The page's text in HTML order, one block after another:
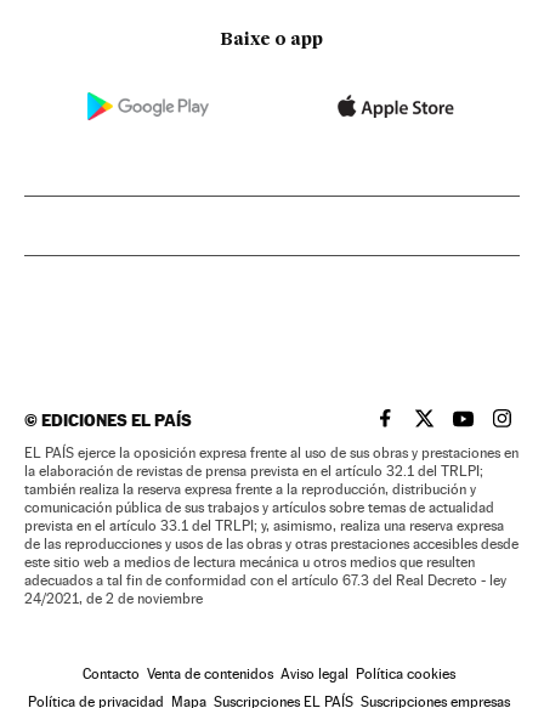
Baixe o app
©EDICIONES EL PAÍS EL PAÍS BRASIL EN
EL PAÍSEL PAÍS
EL
EL PAÍS ejerce la oposición expresa frente al uso de sus obras y prestaciones en
la elaboración de revistas de prensa prevista en el artículo 32.1 del TRLPI;
también realiza la reserva expresa frente a la reproducción, distribución y
comunicación pública de sus trabajos y artículos sobre temas de actualidad
prevista en el artículo 33.1 del TRLPI; y, asimismo, realiza una reserva expresa
de las reproducciones y usos de las obras y otras prestaciones accesibles desde
este sitio web a medios de lectura mecánica u otros medios que resulten
adecuados a tal fin de conformidad con el artículo 67.3 del Real Decreto - ley
24/2021, de 2 de noviembre
Contacto Venta de contenidos Aviso legal
Política cookies
Política de privacidad
Mapa Suscripciones EL PAÍS Suscripciones empresas